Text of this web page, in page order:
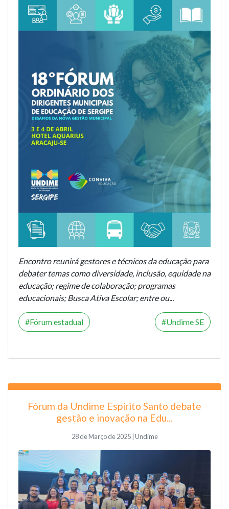
Encontro reunirá gestores e técnicos da educação para
debater temas como diversidade, inclusão, equidade na
educação; regime de colaboração; programas
educacionais; Busca Ativa Escolar; entre ou...
Fórum estadual Undime SE
Fórum da Undime Espírito Santo debate
gestão e inovação na Edu...
28 de Março de 2025 | Undime